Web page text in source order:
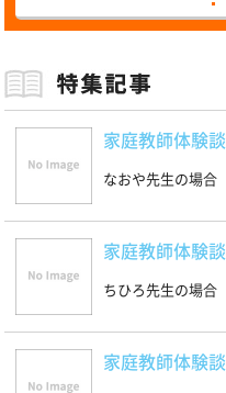
家庭教師体験談
なおや先生の場合
家庭教師体験談
ちひろ先生の場合
家庭教師体験談